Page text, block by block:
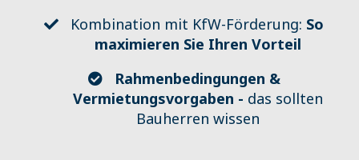
Kombination mit KfW-Förderung: So
maximieren Sie Ihren Vorteil
​Rahmenbedingungen &
Vermietungsvorgaben - das sollten
Bauherren wissen